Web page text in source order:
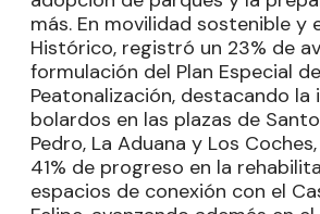
más. En movilidad sostenible y
Histórico, registró un 23% de
formulación del Plan Especial
Peatonalización, destacando la
bolardos en las plazas de
Pedro, La Aduana y Los
41% de progreso en la
espacios de conexión con el